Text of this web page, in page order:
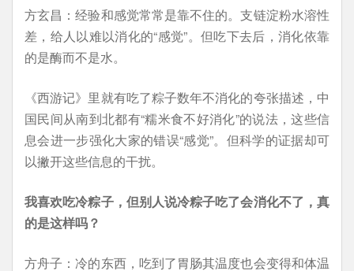
方玄昌：经验和感觉常常是靠不住的。支链淀粉水溶性
差，给人以难以消化的“感觉”。但吃下去后，消化依靠
的是酶而不是水。
《西游记》里就有吃了粽子数年不消化的夸张描述，中
国民间从南到北都有“糯米食不好消化”的说法，这些信
息会进一步强化大家的错误“感觉”。但科学的证据却可
以撇开这些信息的干扰。
我喜欢吃冷粽子，但别人说冷粽子吃了会消化不了，真
的是这样吗？
方舟子：冷的东西，吃到了胃肠其温度也会变得和体温